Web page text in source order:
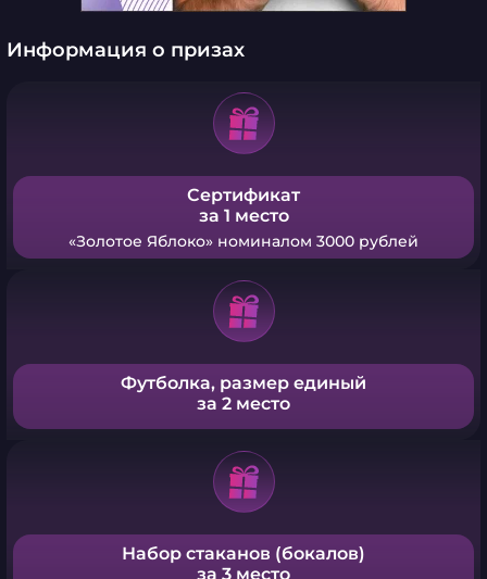
Информация о призах
Сертификат
за 1 место
«Золотое Яблоко» номиналом 3000 рублей
Футболка, размер единый
за 2 место
Набор стаканов (бокалов)
за 3 место